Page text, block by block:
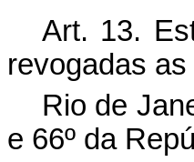
Art. 13.
revogadas
Rio de
e 66º da